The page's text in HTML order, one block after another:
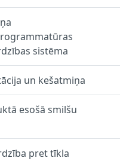
sistēma
un kešatmiņa
esošā smilšu
pret tīkla